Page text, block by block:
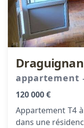
Draguignan
appartement
120 000 €
Appartement T4
dans une